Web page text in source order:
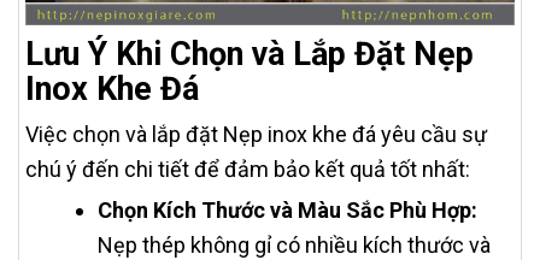
Lưu Ý Khi Chọn và Lắp Đặt Nẹp
Inox Khe Đá
Việc chọn và lắp đặt Nẹp inox khe đá yêu cầu sự
chú ý đến chi tiết để đảm bảo kết quả tốt nhất:
Chọn Kích Thước và Màu Sắc Phù Hợp:
Nẹp thép không gỉ có nhiều kích thước và